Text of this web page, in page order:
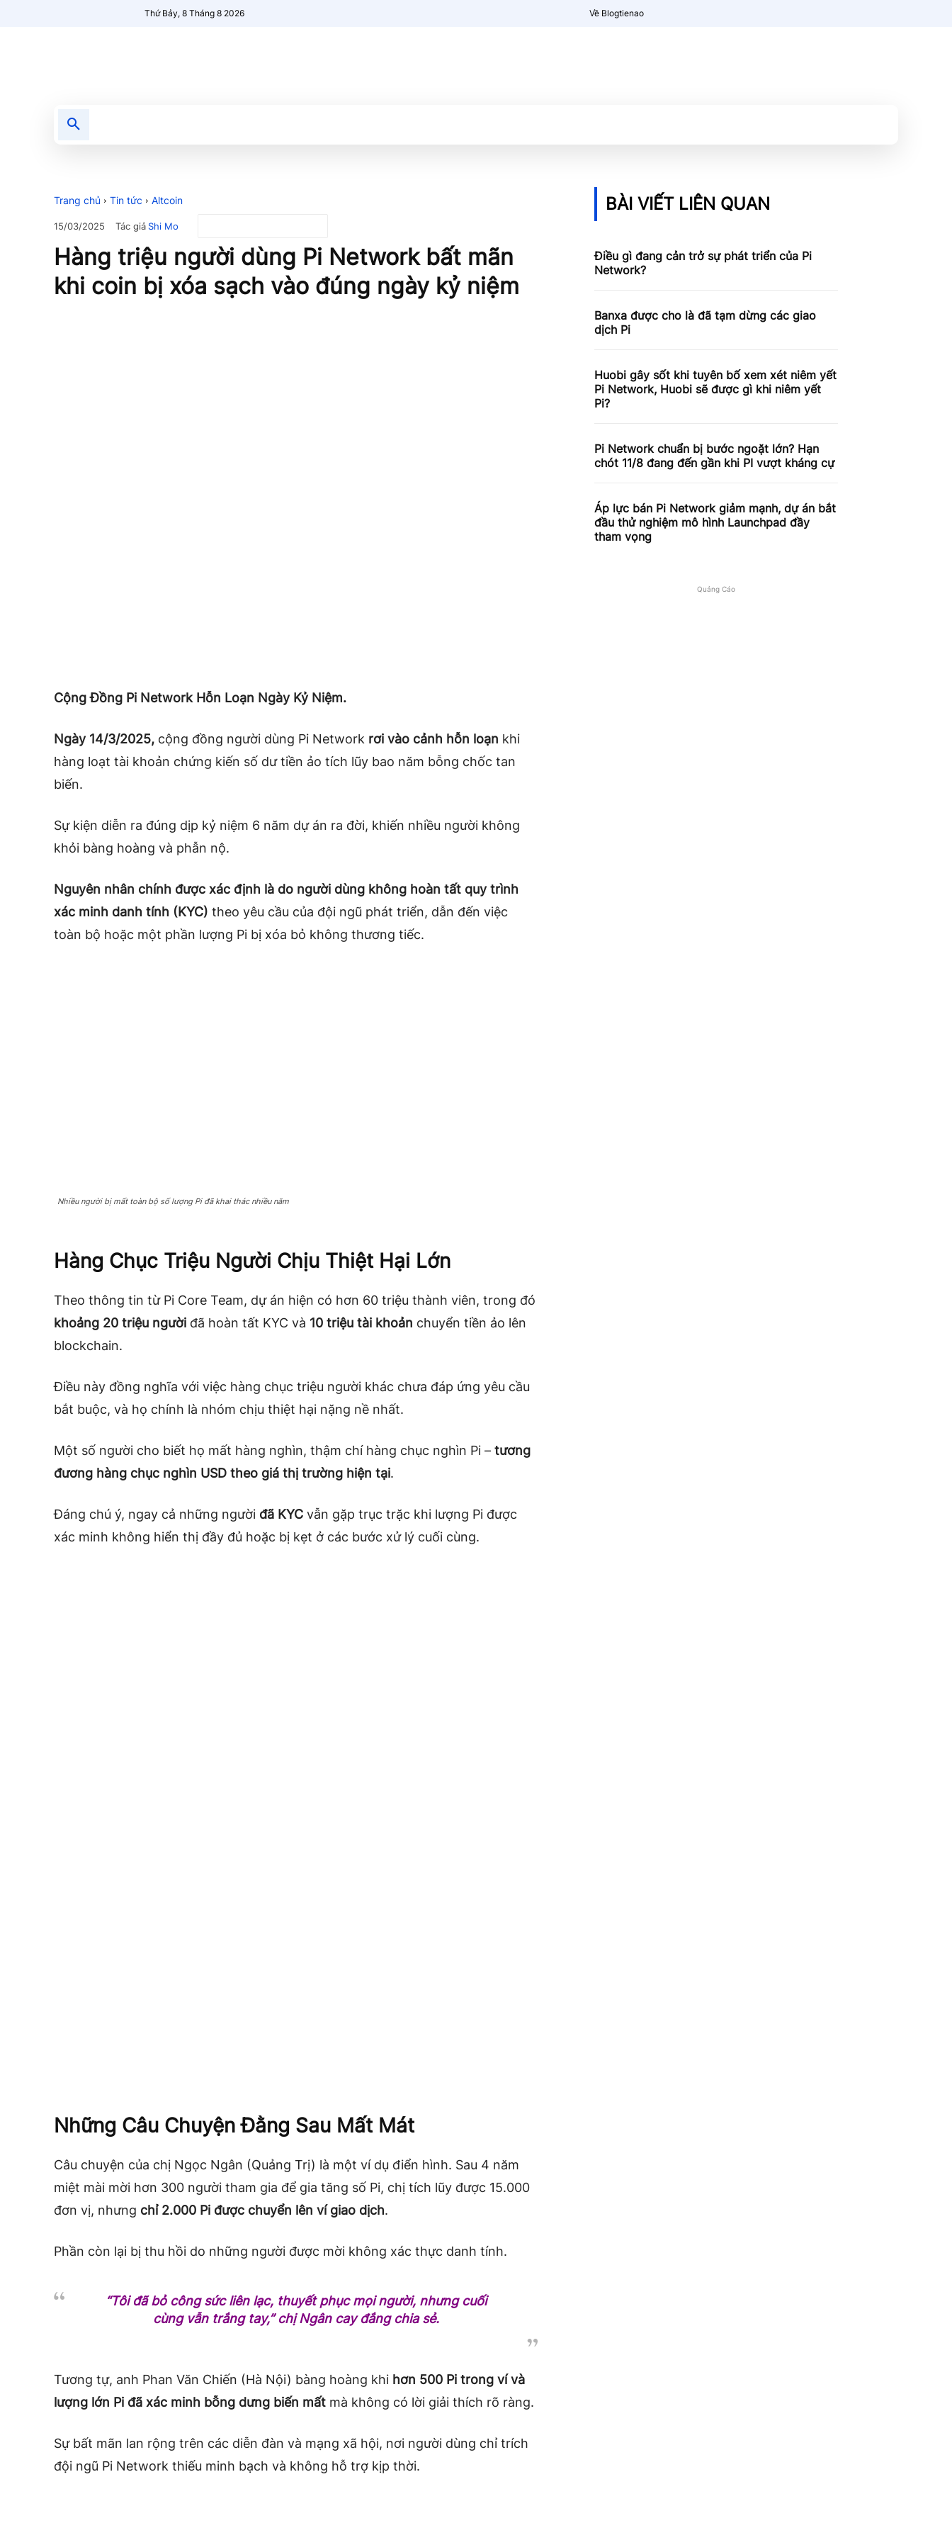
Thứ Bảy, 8 Tháng 8 2026 Về Blogtienao
Trang chủ Tin tức Altcoin
15/03/2025 Tác giảShi Mo
Hàng triệu người dùng Pi Network bất mãn
khi coin bị xóa sạch vào đúng ngày kỷ niệm
Cộng Đồng Pi Network Hỗn Loạn Ngày Kỷ Niệm.
Ngày 14/3/2025, cộng đồng người dùng Pi Network rơi vào cảnh hỗn loạn khi
hàng loạt tài khoản chứng kiến số dư tiền ảo tích lũy bao năm bỗng chốc tan
biến.
Sự kiện diễn ra đúng dịp kỷ niệm 6 năm dự án ra đời, khiến nhiều người không
khỏi bàng hoàng và phẫn nộ.
Nguyên nhân chính được xác định là do người dùng không hoàn tất quy trình
xác minh danh tính (KYC) theo yêu cầu của đội ngũ phát triển, dẫn đến việc
toàn bộ hoặc một phần lượng Pi bị xóa bỏ không thương tiếc.
Nhiều người bị mất toàn bộ số lượng Pi đã khai thác nhiều năm
Hàng Chục Triệu Người Chịu Thiệt Hại Lớn
Theo thông tin từ Pi Core Team, dự án hiện có hơn 60 triệu thành viên, trong đó
khoảng 20 triệu người đã hoàn tất KYC và 10 triệu tài khoản chuyển tiền ảo lên
blockchain.
Điều này đồng nghĩa với việc hàng chục triệu người khác chưa đáp ứng yêu cầu
bắt buộc, và họ chính là nhóm chịu thiệt hại nặng nề nhất.
Một số người cho biết họ mất hàng nghìn, thậm chí hàng chục nghìn Pi – tương
đương hàng chục nghìn USD theo giá thị trường hiện tại.
Đáng chú ý, ngay cả những người đã KYC vẫn gặp trục trặc khi lượng Pi được
xác minh không hiển thị đầy đủ hoặc bị kẹt ở các bước xử lý cuối cùng.
Những Câu Chuyện Đằng Sau Mất Mát
Câu chuyện của chị Ngọc Ngân (Quảng Trị) là một ví dụ điển hình. Sau 4 năm
miệt mài mời hơn 300 người tham gia để gia tăng số Pi, chị tích lũy được 15.000
đơn vị, nhưng chỉ 2.000 Pi được chuyển lên ví giao dịch.
Phần còn lại bị thu hồi do những người được mời không xác thực danh tính.
“Tôi đã bỏ công sức liên lạc, thuyết phục mọi người, nhưng cuối
cùng vẫn trắng tay,” chị Ngân cay đắng chia sẻ.
Tương tự, anh Phan Văn Chiến (Hà Nội) bàng hoàng khi hơn 500 Pi trong ví và
lượng lớn Pi đã xác minh bỗng dưng biến mất mà không có lời giải thích rõ ràng.
Sự bất mãn lan rộng trên các diễn đàn và mạng xã hội, nơi người dùng chỉ trích
đội ngũ Pi Network thiếu minh bạch và không hỗ trợ kịp thời.
BÀI VIẾT LIÊN QUAN
Điều gì đang cản trở sự phát triển của Pi
Network?
Banxa được cho là đã tạm dừng các giao
dịch Pi
Huobi gây sốt khi tuyên bố xem xét niêm yết
Pi Network, Huobi sẽ được gì khi niêm yết
Pi?
Pi Network chuẩn bị bước ngoặt lớn? Hạn
chót 11/8 đang đến gần khi PI vượt kháng cự
Áp lực bán Pi Network giảm mạnh, dự án bắt
đầu thử nghiệm mô hình Launchpad đầy
tham vọng
Quảng Cáo